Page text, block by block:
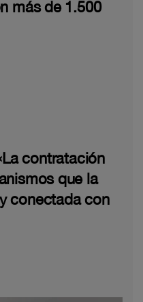
más de 1.500
contratación
que la
conectada con